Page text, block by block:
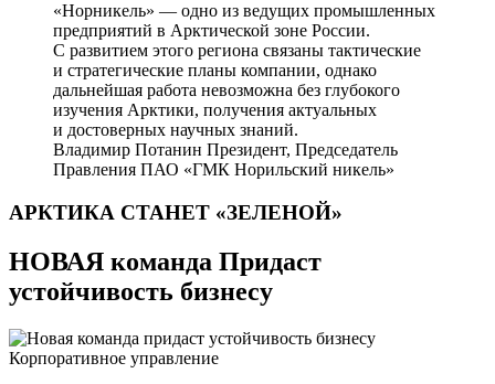
«Норникель» — одно из ведущих промышленных
предприятий в Арктической зоне России.
С развитием этого региона связаны тактические
и стратегические планы компании, однако
дальнейшая работа невозможна без глубокого
изучения Арктики, получения актуальных
и достоверных научных знаний.
Владимир Потанин Президент, Председатель
Правления ПАО «ГМК Норильский никель»
АРКТИКА СТАНЕТ «ЗЕЛЕНОЙ»
НОВАЯ команда Придаст
устойчивость бизнесу
Корпоративное управление